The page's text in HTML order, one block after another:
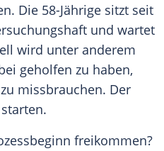
Die 58-Jährige sitzt seit
und wartet
wird unter anderem
geholfen zu haben,
missbrauchen. Der
freikommen?